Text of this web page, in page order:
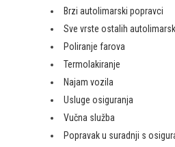
Brzi autolimarski popravci
Sve vrste ostalih
Poliranje farova
Termolakiranje
Najam vozila
Usluge osiguranja
Vučna služba
Popravak u suradnji s